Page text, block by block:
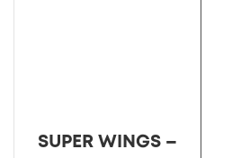
SUPER WINGS –